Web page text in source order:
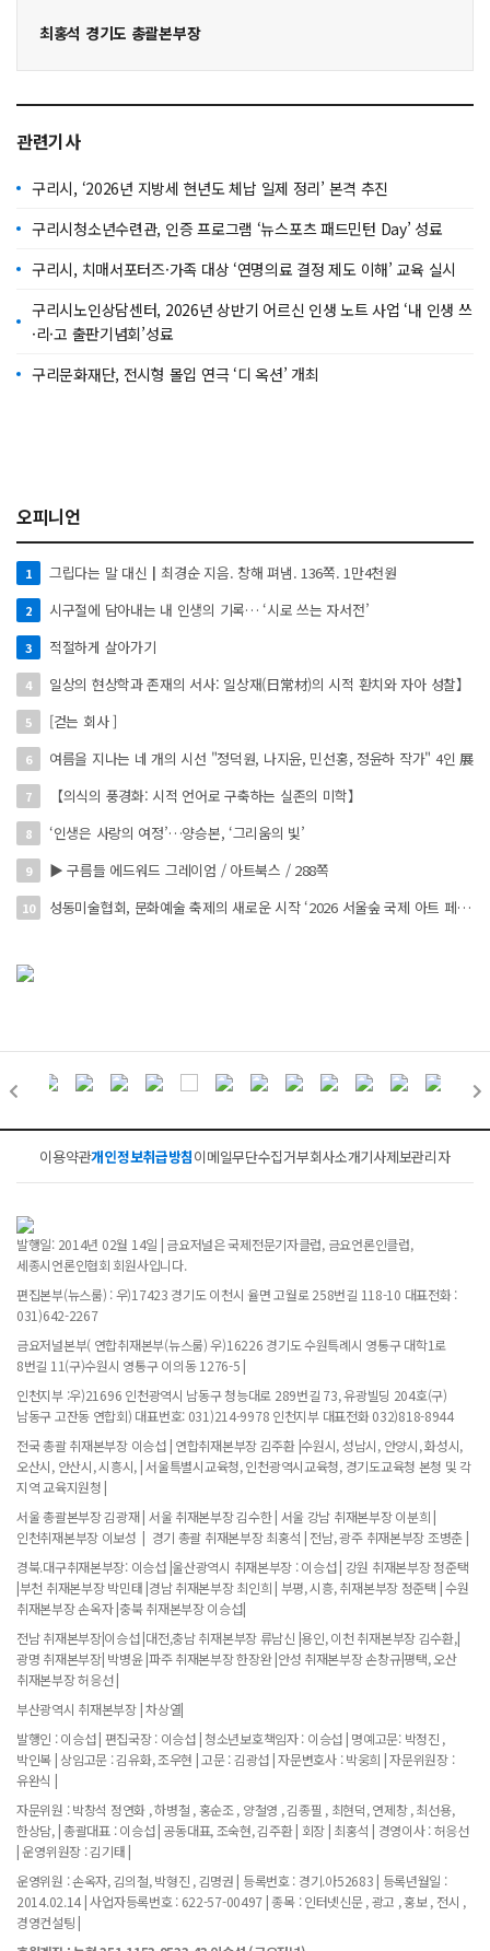
최홍석 경기도 총괄본부장
관련기사
구리시, ‘2026년 지방세 현년도 체납 일제 정리’ 본격 추진
구리시청소년수련관, 인증 프로그램 ‘뉴스포츠 패드민턴 Day’ 성료
구리시, 치매서포터즈·가족 대상 ‘연명의료 결정 제도 이해’ 교육 실시
구리시노인상담센터, 2026년 상반기 어르신 인생 노트 사업 ‘내 인생 쓰
·리·고 출판기념회’성료
구리문화재단, 전시형 몰입 연극 ‘디 옥션’ 개최
오피니언
1 그립다는 말 대신┃최경순 지음. 창해 펴냄. 136쪽. 1만4천원
2 시구절에 담아내는 내 인생의 기록… ‘시로 쓰는 자서전’
3 적절하게 살아가기
4 일상의 현상학과 존재의 서사: 일상재(日常材)의 시적 환치와 자아 성찰】
5 [걷는 회사 ]
6 여름을 지나는 네 개의 시선 "정덕원, 나지윤, 민선홍, 정윤하 작가" 4인 展
7 【의식의 풍경화: 시적 언어로 구축하는 실존의 미학】
8 ‘인생은 사랑의 여정’…양승본, ‘그리움의 빛’
9 ▶ 구름들 에드워드 그레이엄 / 아트북스 / 288쪽
10 성동미술협회, 문화예술 축제의 새로운 시작 ‘2026 서울숲 국제 아트 페스타’ 개최
이용약관개인정보취급방침이메일무단수집거부회사소개기사제보관리자
발행일: 2014년 02월 14일 | 금요저널은 국제전문기자클럽, 금요언론인클럽,
세종시언론인협회 회원사입니다.
편집본부(뉴스룸) : 우)17423 경기도 이천시 율면 고월로 258번길 118-10 대표전화 :
031)642-2267
금요저널본부( 연합취재본부(뉴스룸) 우)16226 경기도 수원특례시 영통구 대학1로
8번길 11(구)수원시 영통구 이의동 1276-5 |
인천지부 :우)21696 인천광역시 남동구 청능대로 289번길 73, 유광빌딩 204호(구)
남동구 고잔동 연합회) 대표번호: 031)214-9978 인천지부 대표전화 032)818-8944
전국 총괄 취재본부장 이승섭 | 연합취재본부장 김주환 |수원시, 성남시, 안양시, 화성시,
오산시, 안산시, 시흥시, | 서울특별시교육청, 인천광역시교육청, 경기도교육청 본청 및 각
지역 교육지원청 |
서울 총괄본부장 김광재 | 서울 취재본부장 김수한 | 서울 강남 취재본부장 이분희 |
인천취재본부장 이보성 | 경기 총괄 취재본부장 최홍석 | 전남, 광주 취재본부장 조병춘 |
경북.대구취재본부장: 이승섭 |울산광역시 취재본부장 : 이승섭 | 강원 취재본부장 정준택
|부천 취재본부장 박민태 |경남 취재본부장 최인희 | 부평, 시흥, 취재본부장 정준택 | 수원
취재본부장 손옥자 |충북 취재본부장 이승섭|
전남 취재본부장|이승섭 |대전,충남 취재본부장 류남신 |용인, 이천 취재본부장 김수환,|
광명 취재본부장| 박병윤 |파주 취재본부장 한장완 |안성 취재본부장 손창규|평택, 오산
취재본부장 허응선 |
부산광역시 취재본부장 | 차상열|
발행인 : 이승섭 | 편집국장 : 이승섭 | 청소년보호책임자 : 이승섭 | 명예고문: 박정진 ,
박인복 | 상임고문 : 김유화, 조우현 | 고문 : 김광섭 | 자문변호사 : 박웅희 | 자문위원장 :
유완식 |
자문위원 : 박창석 정연화 , 하병철 , 홍순조 , 양철영 , 김종필 , 최현덕, 연제창 , 최선용,
한상담, | 총괄대표 : 이승섭 | 공동대표, 조숙현, 김주환 | 회장 | 최홍석 | 경영이사 : 허응선
| 운영위원장 : 김기태 |
운영위원 : 손옥자, 김의철, 박형진 , 김명권 | 등록번호 : 경기.아52683 | 등록년월일 :
2014.02.14 | 사업자등록번호 : 622-57-00497 | 종목 : 인터넷신문 , 광고 , 홍보 , 전시 ,
경영컨설팅 |